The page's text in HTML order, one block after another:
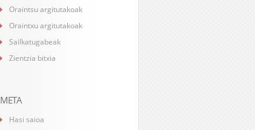
Oraintsu argitutakoak
Oraintxu argitutakoak
Sailkatugabeak
Zientzia bitxia
META
Hasi saioa